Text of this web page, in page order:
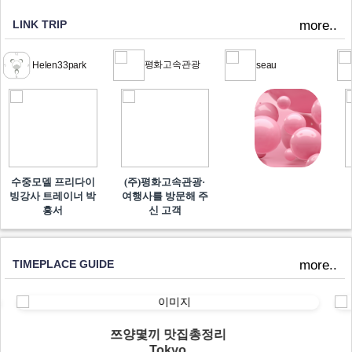
LINK TRIP more..
Helen33park
수중모델 프리다이
빙강사 트레이너 박
흥서
평화고속관광
(주)평화고속관광·
여행사를 방문해 주
신 고객
seau
TIMEPLACE GUIDE more..
쯔양몇끼 맛집총정리